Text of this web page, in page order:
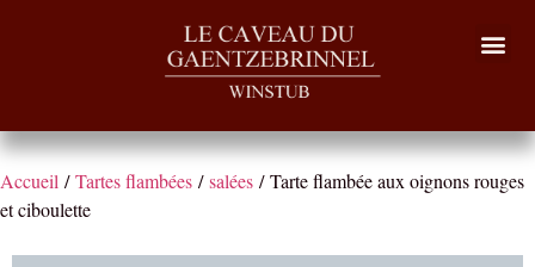
Accueil /Tartes flambées /salées / Tarte flambée aux oignons rouges
et ciboulette